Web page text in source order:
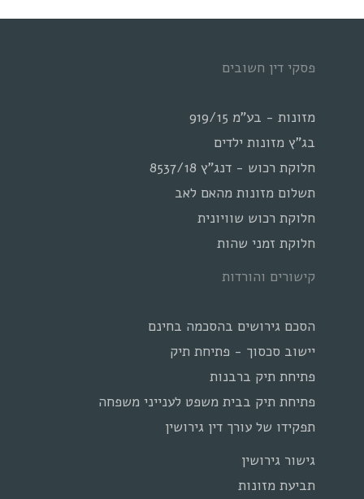
פסקי דין חשובים
מזונות - בע"מ 919/15
בג"ץ מזונות ילדים
חלוקת רכוש - דנג"ץ 8537/18
תשלום מזונות מהאם לאב
חלוקת רכוש שוויונית
חלוקת זמני שהות
קישורים והורדות
הסכם גירושים בהסכמה בחינם
יישוב סכסוך - פתיחת תיק
פתיחת תיק ברבנות
פתיחת תיק בבית משפט לענייני משפחה
תפקידו של עורך דין גירושין
גישור גירושין
תביעת מזונות